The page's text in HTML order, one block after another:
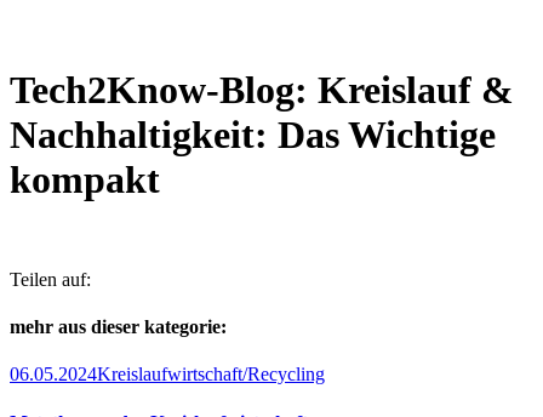
Tech2Know-Blog: Kreislauf &
Nachhaltigkeit: Das Wichtige
kompakt
Teilen auf:
mehr aus dieser kategorie:
06.05.2024Kreislaufwirtschaft/Recycling